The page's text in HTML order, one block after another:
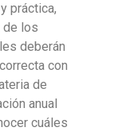
práctica,
de los
deberán
con
de
anual
cuáles